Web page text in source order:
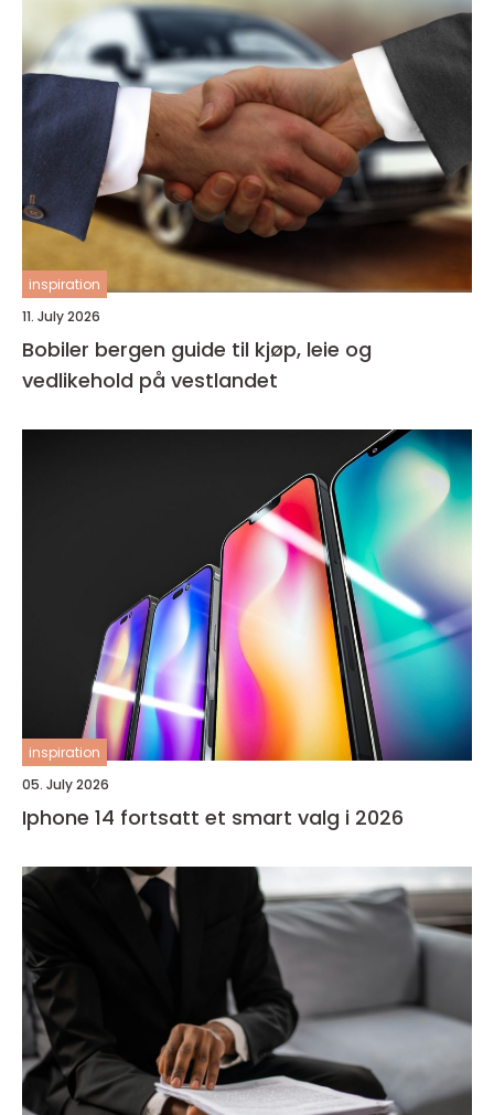
inspiration
11. July 2026
Bobiler bergen guide til kjøp, leie og
vedlikehold på vestlandet
inspiration
05. July 2026
Iphone 14 fortsatt et smart valg i 2026